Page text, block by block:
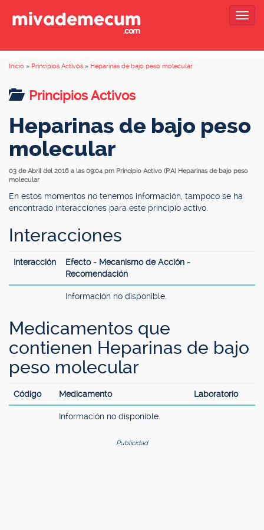
Inicio » Principios Activos » Heparinas de bajo peso molecular
Principios Activos
Heparinas de bajo peso
molecular
03 de Abril del 2016 a las 09:04 pm Principio Activo (P.A) Heparinas de bajo peso
molecular
En estos momentos no tenemos información, tampoco se ha
encontrado interacciones para este principio activo.
Interacciones
Interacción
Efecto - Mecanismo de Acción -
Recomendación
Información no disponible.
Medicamentos que
contienen Heparinas de bajo
peso molecular
Código Medicamento Laboratorio
Información no disponible.
Publicidad